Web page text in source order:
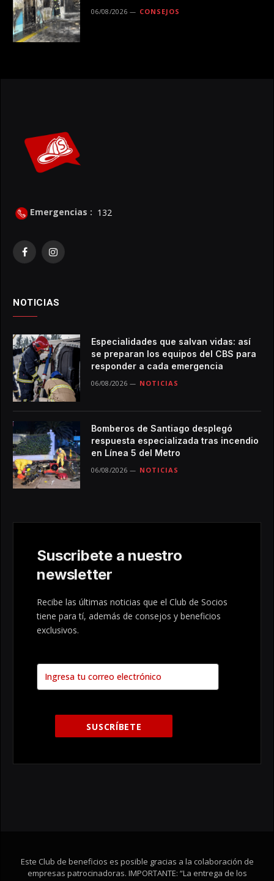
06/08/2026 CONSEJOS
Emergencias : 132
FacebookInstagram
NOTICIAS
Especialidades que salvan vidas: así
se preparan los equipos del CBS para
responder a cada emergencia
06/08/2026 NOTICIAS
Bomberos de Santiago desplegó
respuesta especializada tras incendio
en Línea 5 del Metro
06/08/2026 NOTICIAS
Suscribete a nuestro
newsletter
Recibe las últimas noticias que el Club de Socios
tiene para tí, además de consejos y beneficios
exclusivos.
Este Club de beneficios es posible gracias a la colaboración de
empresas patrocinadoras. IMPORTANTE: “La entrega de los